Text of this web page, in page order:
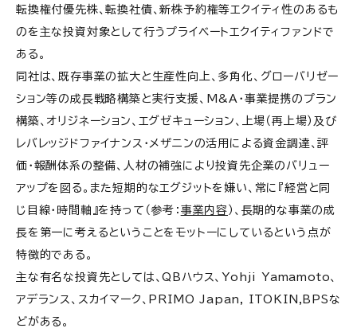
タル株式会社
PEファンド＜日本国内系＞㉖株式会社ジェイ・ウィ
PEファンド＜日本国内系＞㉗大和PIパートナーズ
株式会社
PEファンド＜日本国内系＞㉘日本企業成長投資
PEファンド＜日本国内系＞㉙雄渾キャピタル・パー
PEファンド＜日本国内系＞㉚アント・キャピタル・
パートナーズ株式会社
転換権付優先株、転換社債、新株予約権等エクイティ性のあるも
のを主な投資対象として行うプライベートエクイティファンドで
ある。
同社は、既存事業の拡大と生産性向上、多角化、グローバリゼー
ション等の成長戦略構築と実行支援、M&A・事業提携のプラン
構築、オリジネーション、エグゼキューション、上場（再上場）及び
レバレッジドファイナンス・メザニンの活用による資金調達、評
価・報酬体系の整備、人材の補強により投資先企業のバリュー
アップを図る。また短期的なエグジットを嫌い、常に『経営と同
じ目線・時間軸』を持って（参考： 事業内容 ）、長期的な事業の成
長を第一に考えるということをモットーにしているという点が
特徴的である。
主な有名な投資先としては、QBハウス、Yohji Yamamoto、
アデランス、スカイマーク、PRIMO Japan, ITOKIN,BPSな
どがある。